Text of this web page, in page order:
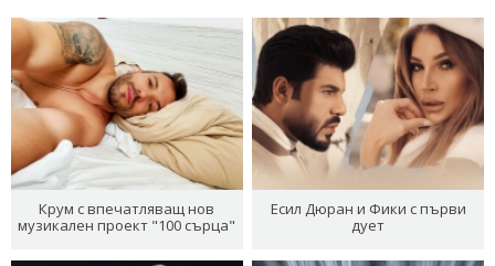
Крум с впечатляващ нов
музикален проект "100 сърца"
Есил Дюран и Фики с първи
дует